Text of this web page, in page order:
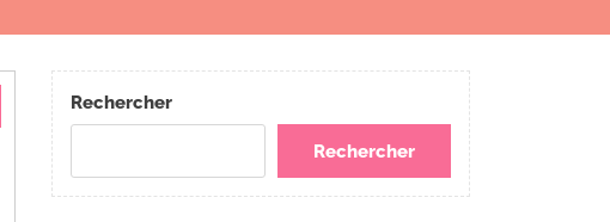
Rechercher
Rechercher